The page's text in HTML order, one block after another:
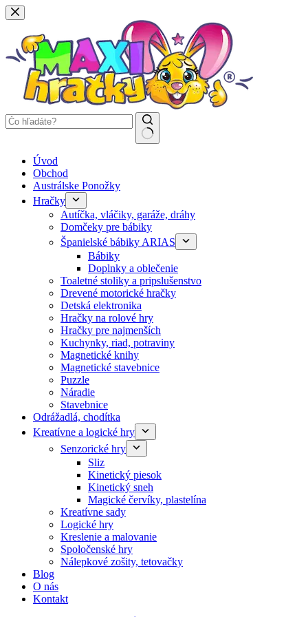
Späť
na
obsah
výsledkyÚvod
Obchod
Austrálske Ponožky
Hračky
Autíčka, vláčiky, garáže, dráhy
Domčeky pre bábiky
Španielské bábiky ARIAS
Bábiky
Doplnky a oblečenie
Toaletné stoliky a pripslušenstvo
Drevené motorické hračky
Detská elektronika
Hračky na rolové hry
Hračky pre najmenších
Kuchynky, riad, potraviny
Magnetické knihy
Magnetické stavebnice
Puzzle
Náradie
Stavebnice
Odrážadlá, chodítka
Kreatívne a logické hry
Senzorické hry
Sliz
Kinetický piesok
Kinetický sneh
Magické červíky, plastelína
Kreatívne sady
Logické hry
Kreslenie a malovanie
Spoločenské hry
Nálepkové zošity, tetovačky
Blog
O nás
Kontakt